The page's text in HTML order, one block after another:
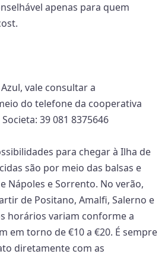
apenas para quem
vale consultar a
do telefone da cooperativa
39 081 8375646
para chegar à Ilha de
são por meio das balsas e
Nápoles e Sorrento. No verão,
de Positano, Amalfi, Salerno e
horários variam conforme a
em torno de €10 a €20. É sempre
diretamente com as